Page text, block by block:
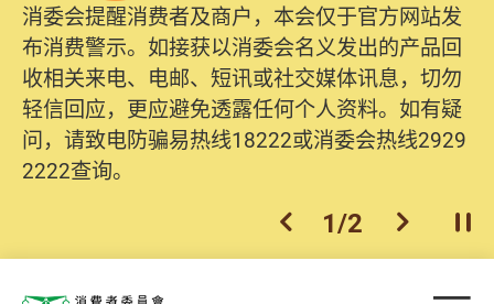
消委会提醒消费者及商户，本会仅于官方网站发
布消费警示。如接获以消委会名义发出的产品回
收相关来电、电邮、短讯或社交媒体讯息，切勿
轻信回应，更应避免透露任何个人资料。如有疑
问，请致电防骗易热线18222或消委会热线2929
2222查询。
上一个
1/2 下一个开